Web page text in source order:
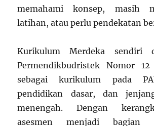
memahami konsep, masih
latihan, atau perlu pendekatan
Kurikulum Merdeka sendiri
Permendikbudristek Nomor
sebagai kurikulum pada
pendidikan dasar, dan
menengah. Dengan
asesmen menjadi bagian